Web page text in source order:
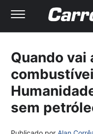
Quando vai
sem